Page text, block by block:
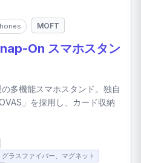
MOFT
On スマホスタン
多機能スマホスタンド。独自
」を採用し、カード収納
ラスファイバー、マグネット